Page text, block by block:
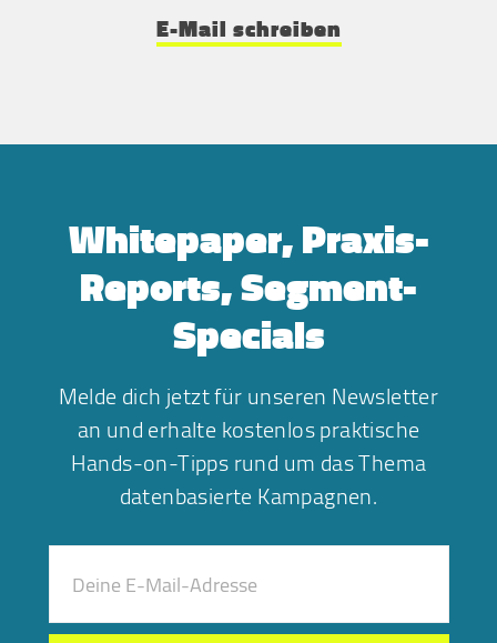
E-Mail schreiben
Whitepaper, Praxis-
Reports, Segment-
Specials
Melde dich jetzt für unseren Newsletter
an und erhalte kostenlos praktische
Hands-on-Tipps rund um das Thema
datenbasierte Kampagnen.